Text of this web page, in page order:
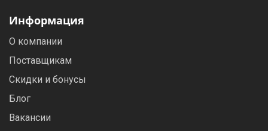
Информация
О компании
Поставщикам
Скидки и бонусы
Блог
Вакансии